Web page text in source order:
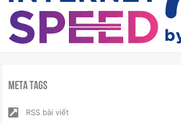
Meta Tags
RSS bài viết